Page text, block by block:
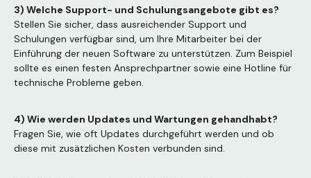
3) Welche Support- und Schulungsangebote gibt es?
Stellen Sie sicher, dass ausreichender Support und
Schulungen verfügbar sind, um Ihre Mitarbeiter bei der
Einführung der neuen Software zu unterstützen. Zum Beispiel
sollte es einen festen Ansprechpartner sowie eine Hotline für
technische Probleme geben.
4) Wie werden Updates und Wartungen gehandhabt?
Fragen Sie, wie oft Updates durchgeführt werden und ob
diese mit zusätzlichen Kosten verbunden sind.